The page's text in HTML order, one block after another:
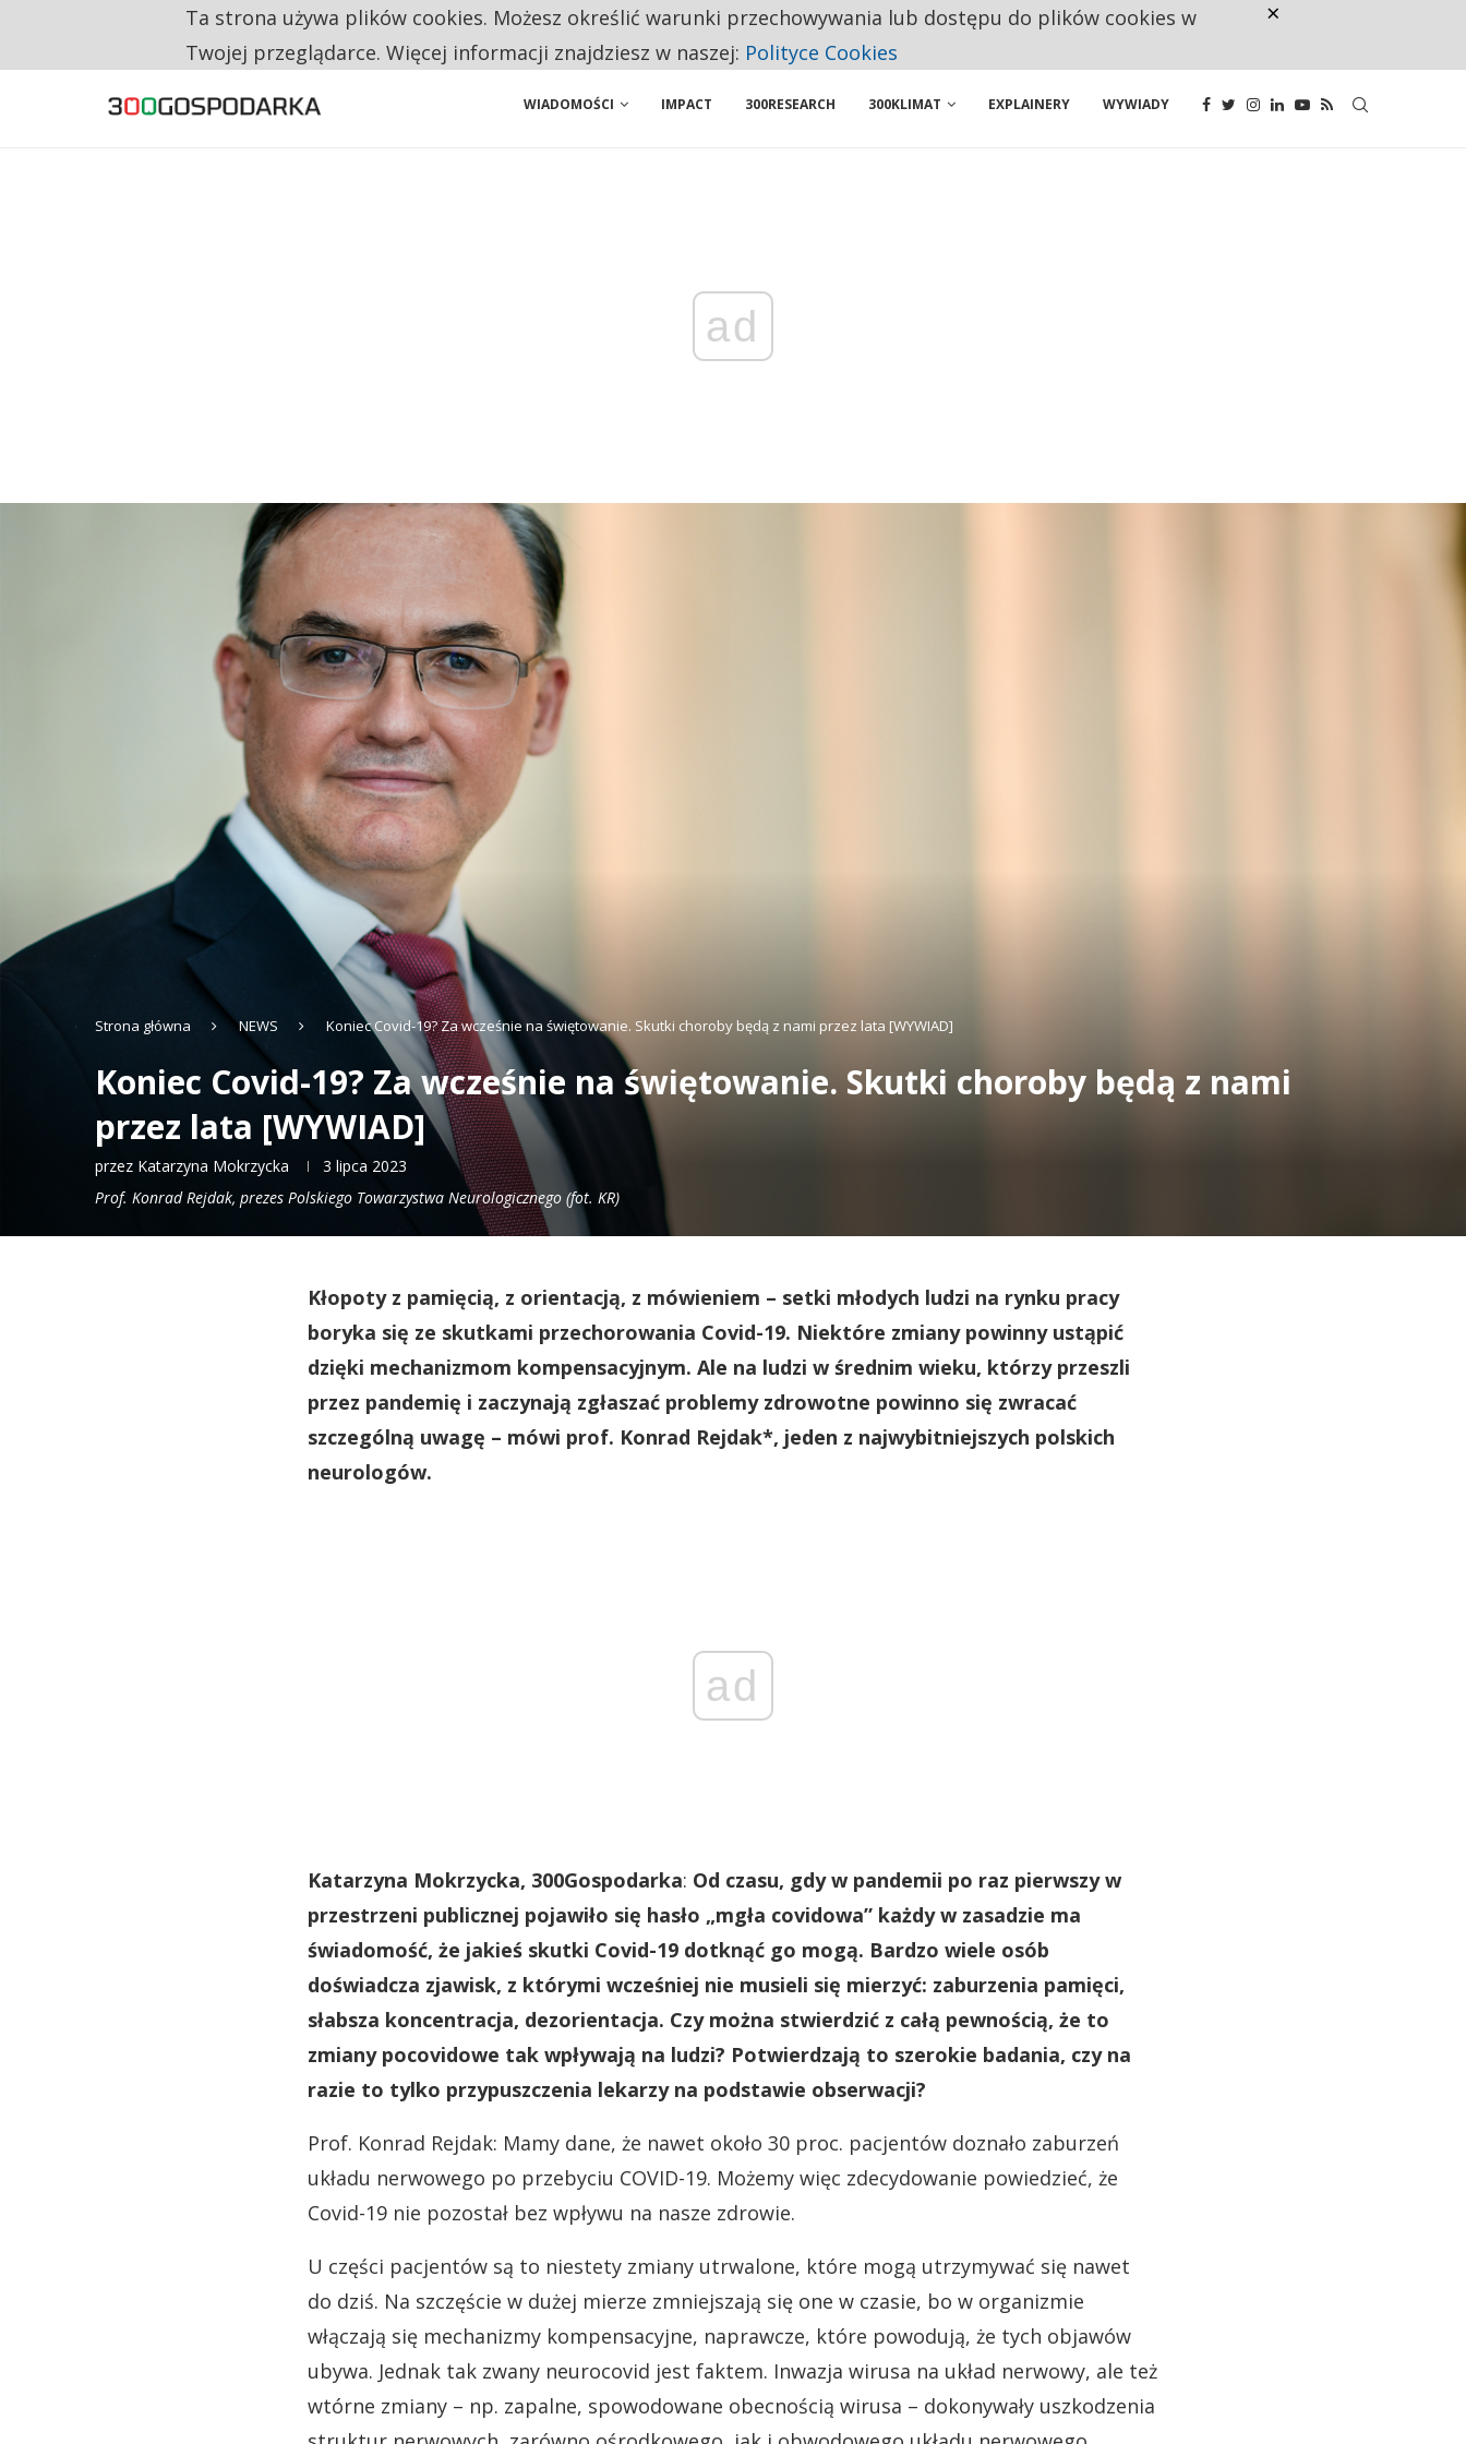
CO TRZECIĄ ZŁOTÓWKĘ Z EMERYTURY SENIORZY PRZEZNACZAJĄ NA PODSTAWOWE ZAKUPY
WIADOMOŚCI IMPACT 300RESEARCH 300KLIMAT EXPLAINERY WYWIADY
ad
Strona główna NEWS Koniec Covid-19? Za wcześnie na świętowanie. Skutki choroby będą z nami przez lata [WYWIAD]
Koniec Covid-19? Za wcześnie na świętowanie. Skutki choroby będą z nami
przez lata [WYWIAD]
przez Katarzyna Mokrzycka
3 lipca 2023
Prof. Konrad Rejdak, prezes Polskiego Towarzystwa Neurologicznego (fot. KR)
Kłopoty z pamięcią, z orientacją, z mówieniem – setki młodych ludzi na rynku pracy
boryka się ze skutkami przechorowania Covid-19. Niektóre zmiany powinny ustąpić
dzięki mechanizmom kompensacyjnym. Ale na ludzi w średnim wieku, którzy przeszli
przez pandemię i zaczynają zgłaszać problemy zdrowotne powinno się zwracać
szczególną uwagę – mówi prof. Konrad Rejdak*, jeden z najwybitniejszych polskich
neurologów.
ad
Katarzyna Mokrzycka, 300Gospodarka: Od czasu, gdy w pandemii po raz pierwszy w
przestrzeni publicznej pojawiło się hasło „mgła covidowa” każdy w zasadzie ma
świadomość, że jakieś skutki Covid-19 dotknąć go mogą. Bardzo wiele osób
doświadcza zjawisk, z którymi wcześniej nie musieli się mierzyć: zaburzenia pamięci,
słabsza koncentracja, dezorientacja. Czy można stwierdzić z całą pewnością, że to
zmiany pocovidowe tak wpływają na ludzi? Potwierdzają to szerokie badania, czy na
razie to tylko przypuszczenia lekarzy na podstawie obserwacji?
Prof. Konrad Rejdak: Mamy dane, że nawet około 30 proc. pacjentów doznało zaburzeń
układu nerwowego po przebyciu COVID-19. Możemy więc zdecydowanie powiedzieć, że
Covid-19 nie pozostał bez wpływu na nasze zdrowie.
U części pacjentów są to niestety zmiany utrwalone, które mogą utrzymywać się nawet
do dziś. Na szczęście w dużej mierze zmniejszają się one w czasie, bo w organizmie
włączają się mechanizmy kompensacyjne, naprawcze, które powodują, że tych objawów
ubywa. Jednak tak zwany neurocovid jest faktem. Inwazja wirusa na układ nerwowy, ale też
wtórne zmiany – np. zapalne, spowodowane obecnością wirusa – dokonywały uszkodzenia
Ta strona używa plików cookies. Możesz określić warunki przechowywania lub dostępu do plików cookies w
Twojej przeglądarce. Więcej informacji znajdziesz w naszej: Polityce Cookies
×